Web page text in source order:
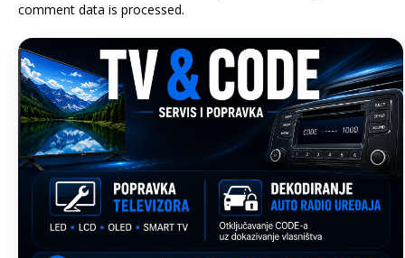
comment data is processed.